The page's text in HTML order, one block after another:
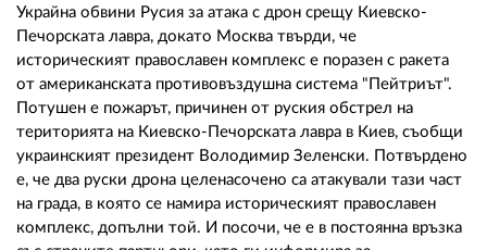
Украйна обвини Русия за атака с дрон срещу Киевско-
Печорската лавра, докато Москва твърди, че
историческият православен комплекс е поразен с ракета
от американската противовъздушна система "Пейтриът".
Потушен е пожарът, причинен от руския обстрел на
територията на Киевско-Печорската лавра в Киев, съобщи
украинският президент Володимир Зеленски. Потвърдено
е, че два руски дрона целенасочено са атакували тази част
на града, в която се намира историческият православен
комплекс, допълни той. И посочи, че е в постоянна връзка